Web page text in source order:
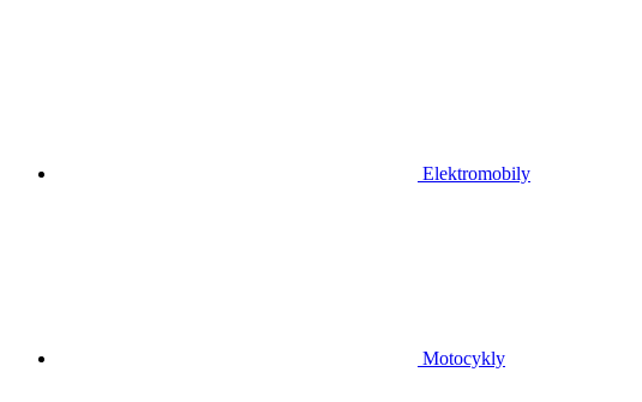
Elektromobily
Motocykly